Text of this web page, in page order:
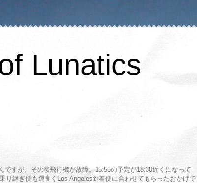
Lunatics
ですが、その後飛行機が故障。15:55の予定が18:30近くになって
り継ぎ便も運良くLos Angeles到着便に合わせてもらったおかげで